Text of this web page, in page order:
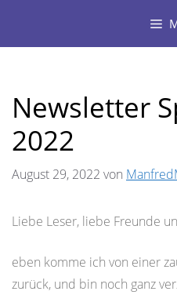
Newsletter
2022
August 29, 2022 von
Liebe Leser, liebe Freunde
eben komme ich von einer
zurück, und bin noch ganz